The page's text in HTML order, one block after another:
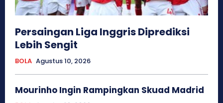
Persaingan Liga Inggris Diprediksi
Lebih Sengit
BOLA Agustus 10, 2026
Mourinho Ingin Rampingkan Skuad Madrid